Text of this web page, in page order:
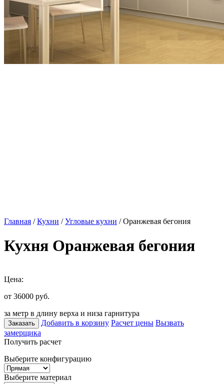
Главная /Кухни /Угловые кухни / Оранжевая бегония
Кухня Оранжевая бегония
Цена:
от 36000 руб.
за метр в длину верха и низа гарнитура
Заказать Добавить в корзину Расчет цены Вызвать
замерщика
Получить расчет
Выберите конфигурацию
Выберите материал